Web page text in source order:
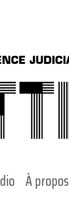
À propos